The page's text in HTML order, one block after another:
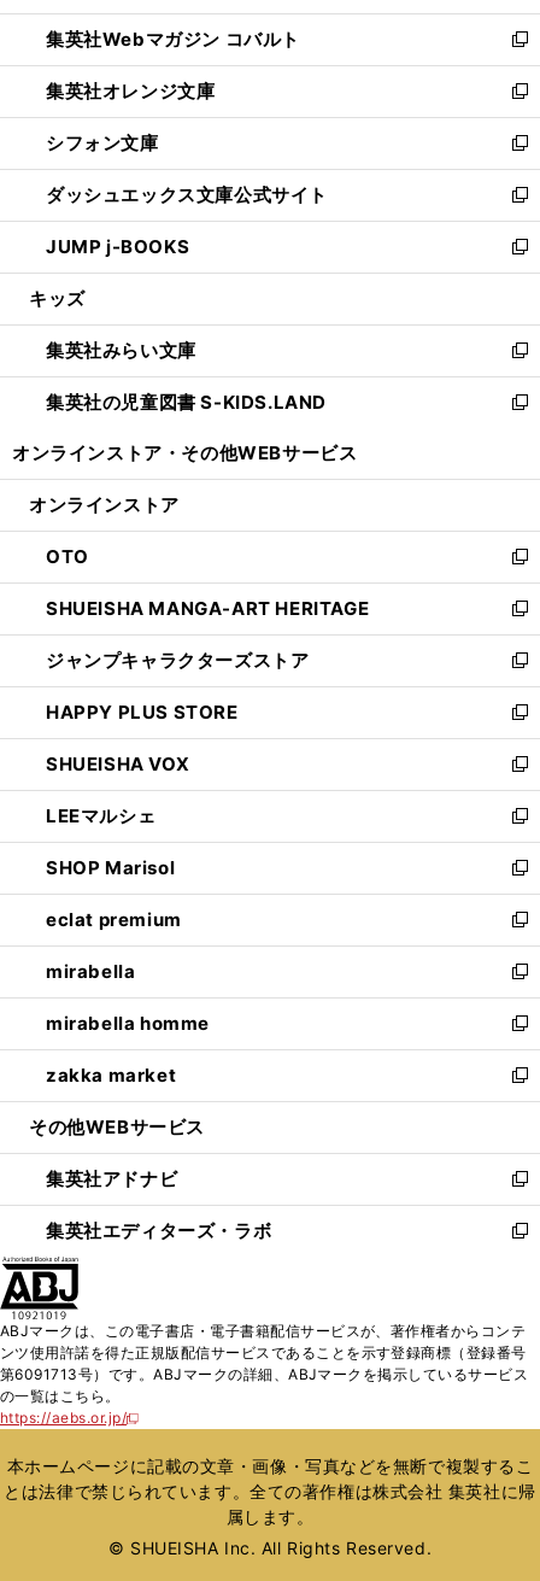
開
く
ウ
で
開
く
ン
ド
ウ
で
開
く
ウ
ィ
ン
ド
ウ
で
開
く
集英社Webマガジン コバルト
新
し
い
ウ
ィ
ン
ド
ウ
で
開
集英社オレンジ文庫
新
し
い
ウ
ィ
ン
ド
ウ
開
く
シフォン文庫
新
し
い
ウ
ィ
ン
ウ
で
開
く
ダッシュエックス文庫公式サイト
新
し
い
ウ
ン
ド
ウ
で
JUMP j-BOOKS
新
し
ウ
ィ
ン
ド
開
キッズ
集英社みらい文庫
新
し
い
ン
ウ
で
開
く
集英社の児童図書 S-KIDS.LAND
新
ウ
ン
ド
ウ
で
開
く
オンラインストア・ その他WEBサービス
オンラインストア
OTO
新
し
い
ウ
ィ
ン
ド
ウ
で
開
く
SHUEISHA MANGA-ART HERITAGE
新
し
い
ウ
ィ
ン
ド
ウ
で
開
く
ジャンプキャラクターズストア
新
し
い
ウ
ィ
ン
ド
ウ
で
開
く
HAPPY PLUS STORE
新
し
い
ウ
ィ
ン
ド
ウ
で
開
く
SHUEISHA VOX
新
し
い
ウ
ィ
ン
ド
ウ
で
開
く
LEEマルシェ
新
し
い
ウ
ィ
ン
ド
ウ
で
開
く
SHOP Marisol
新
し
い
ウ
ィ
ン
ド
ウ
で
開
eclat premium
新
し
い
ウ
ィ
ン
ド
ウ
開
く
mirabella
新
し
い
ウ
ィ
ン
ウ
で
開
く
mirabella homme
新
し
い
ウ
ン
ド
ウ
で
zakka market
新
し
ウ
ィ
ン
ド
く
その他WEBサービス
集英社アドナビ
新
し
い
ド
ウ
で
集英社エディターズ・ラボ
新
ィ
ン
ド
開
く
ABJマークは、この電子書店・電子書籍配信サービスが、著作権者からコンテ
ンツ使用許諾を得た正規版配信サービスであることを示す登録商標（登録番号
第6091713号）です。ABJマークの詳細、ABJマークを掲示しているサービス
の一覧はこちら。
https://aebs.or.jp/
新
い
ウ
ィ
ウ
本ホームページに記載の文章・画像・写真などを無断で複製するこ
とは法律で禁じられています。全ての著作権は株式会社 集英社に帰
属します。
© SHUEISHA Inc. All Rights Reserved.